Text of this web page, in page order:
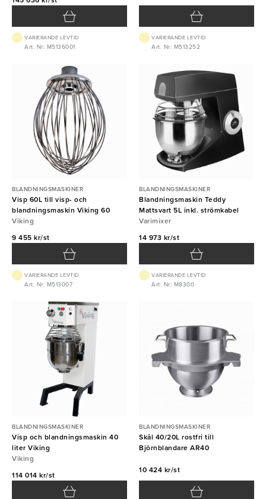
VARIERANDE LEVTID
Art. Nr: M5136001
VARIERANDE LEVTID
Art. Nr: M513252
BLANDNINGSMASKINER
Visp 60L till visp- och
blandningsmaskin Viking 60
Viking
9 455 kr/st
VARIERANDE LEVTID
Art. Nr: M513007
BLANDNINGSMASKINER
Blandningsmaskin Teddy
Mattsvart 5L inkl. strömkabel
Varimixer
14 973 kr/st
VARIERANDE LEVTID
Art. Nr: M8300
BLANDNINGSMASKINER
Visp och blandningsmaskin 40
liter Viking
Viking
114 014 kr/st
BLANDNINGSMASKINER
Skål 40/20L rostfri till
Björnblandare AR40
10 424 kr/st